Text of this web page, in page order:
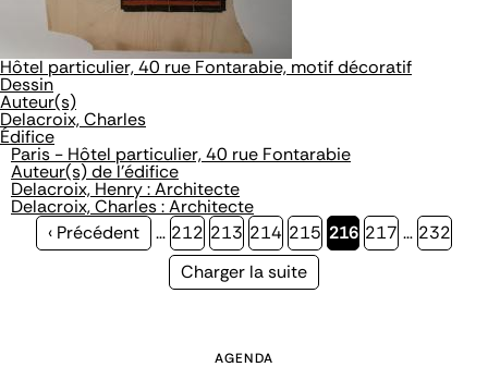
Hôtel particulier, 40 rue Fontarabie, motif décoratif
Dessin
Auteur(s)
Delacroix, Charles
Édifice
Paris - Hôtel particulier, 40 rue Fontarabie
Auteur(s) de l'édifice
Delacroix, Henry : Architecte
Delacroix, Charles : Architecte
Page
‹ Précédent … Page
212 Page
213 Page
214 Page
215 Page
216 Page
217 … Page
232
Page
Charger la suite
AGENDA